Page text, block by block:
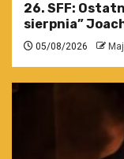
26. SFF:
sierpnia”
05/08/2026